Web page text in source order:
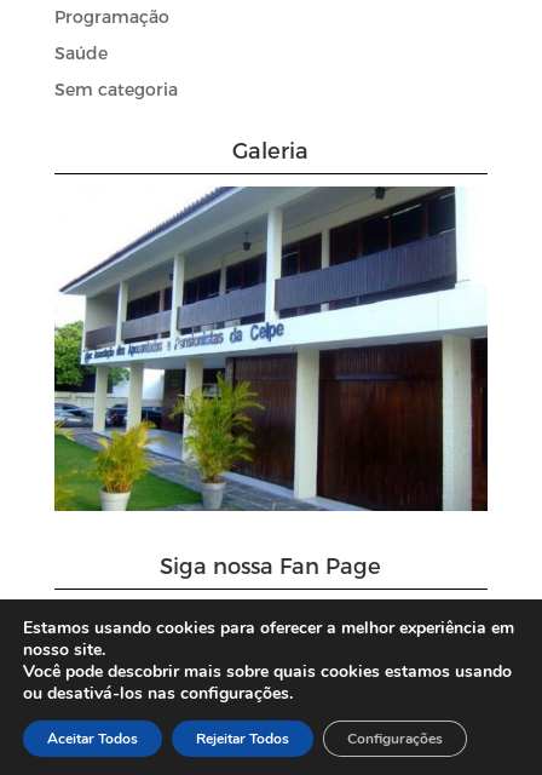
Programação
Saúde
Sem categoria
Galeria
Siga nossa Fan Page
Estamos usando cookies para oferecer a melhor experiência em
nosso site.
Você pode descobrir mais sobre quais cookies estamos usando
ou desativá-los nas configurações.
Aceitar Todos Rejeitar Todos Configurações